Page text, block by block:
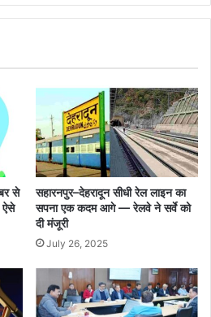
से
ऐसे
सहारनपुर–देहरादून सीधी रेल लाइन का
सपना एक कदम आगे — रेलवे ने सर्वे को
दी मंजूरी
July 26, 2025